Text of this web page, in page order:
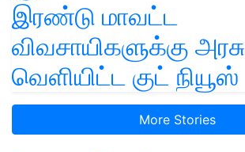
இரண்டு மாவட்ட
விவசாயிகளுக்கு அரசு
வெளியிட்ட குட் நியூஸ்
More Stories